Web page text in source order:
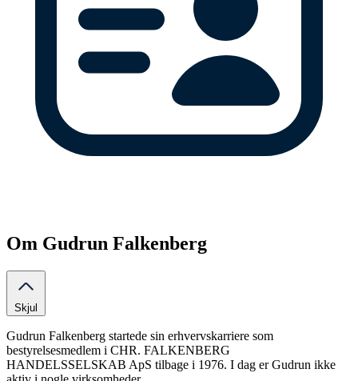
Om Gudrun Falkenberg
Skjul
Gudrun Falkenberg startede sin erhvervskarriere som
bestyrelsesmedlem i CHR. FALKENBERG
HANDELSSELSKAB ApS tilbage i 1976. I dag er Gudrun ikke